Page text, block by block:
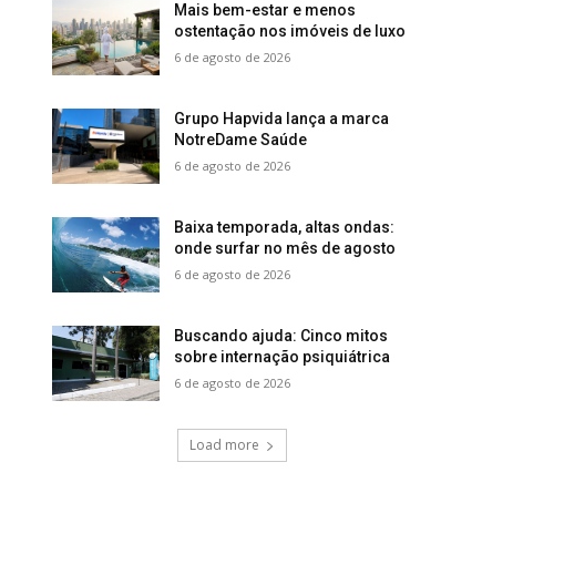
Mais bem-estar e menos
ostentação nos imóveis de luxo
6 de agosto de 2026
Grupo Hapvida lança a marca
NotreDame Saúde
6 de agosto de 2026
Baixa temporada, altas ondas:
onde surfar no mês de agosto
6 de agosto de 2026
Buscando ajuda: Cinco mitos
sobre internação psiquiátrica
6 de agosto de 2026
Load more